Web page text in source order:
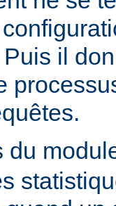
il
du